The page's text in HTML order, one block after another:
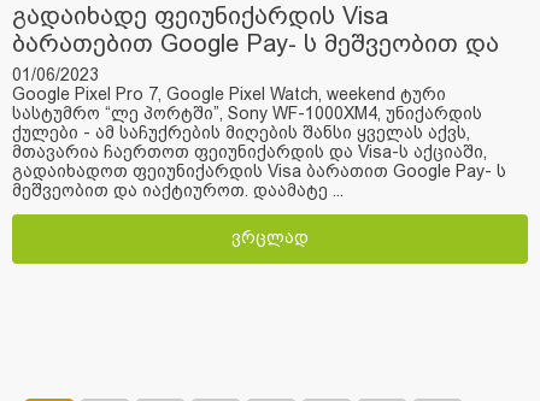
გადაიხადე ფეიუნიქარდის Visa
ბარათებით Google Pay- ს მეშვეობით და
მიიღე საჩუქარი
01/06/2023
Google Pixel Pro 7, Google Pixel Watch, weekend ტური
სასტუმრო “ლე პორტში”, Sony WF-1000XM4, უნიქარდის
ქულები - ამ საჩუქრების მიღების შანსი ყველას აქვს,
მთავარია ჩაერთოთ ფეიუნიქარდის და Visa-ს აქციაში,
გადაიხადოთ ფეიუნიქარდის Visa ბარათით Google Pay- ს
მეშვეობით და იაქტიუროთ. დაამატე ...
ვრცლად